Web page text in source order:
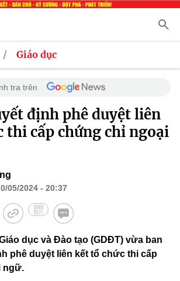
/ Giáo dục
tra trên
định phê duyệt liên
thi cấp chứng chỉ ngoại
05/2024 - 20:37
dục và Đào tạo (GDĐT) vừa ban
phê duyệt liên kết tổ chức thi cấp
ngữ.